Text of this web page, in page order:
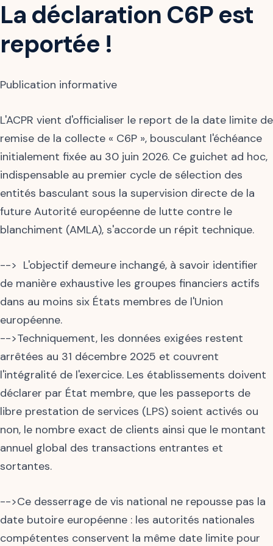
La déclaration C6P est
reportée !
Publication informative
L'ACPR vient d'officialiser le report de la date limite de
remise de la collecte « C6P », bousculant l'échéance
initialement fixée au 30 juin 2026. Ce guichet ad hoc,
indispensable au premier cycle de sélection des
entités basculant sous la supervision directe de la
future Autorité européenne de lutte contre le
blanchiment (AMLA), s'accorde un répit technique.
--> L'objectif demeure inchangé, à savoir identifier
de manière exhaustive les groupes financiers actifs
dans au moins six États membres de l'Union
européenne.
-->Techniquement, les données exigées restent
arrêtées au 31 décembre 2025 et couvrent
l'intégralité de l'exercice. Les établissements doivent
déclarer par État membre, que les passeports de
libre prestation de services (LPS) soient activés ou
non, le nombre exact de clients ainsi que le montant
annuel global des transactions entrantes et
sortantes.
-->Ce desserrage de vis national ne repousse pas la
date butoire européenne : les autorités nationales
compétentes conservent la même date limite pour